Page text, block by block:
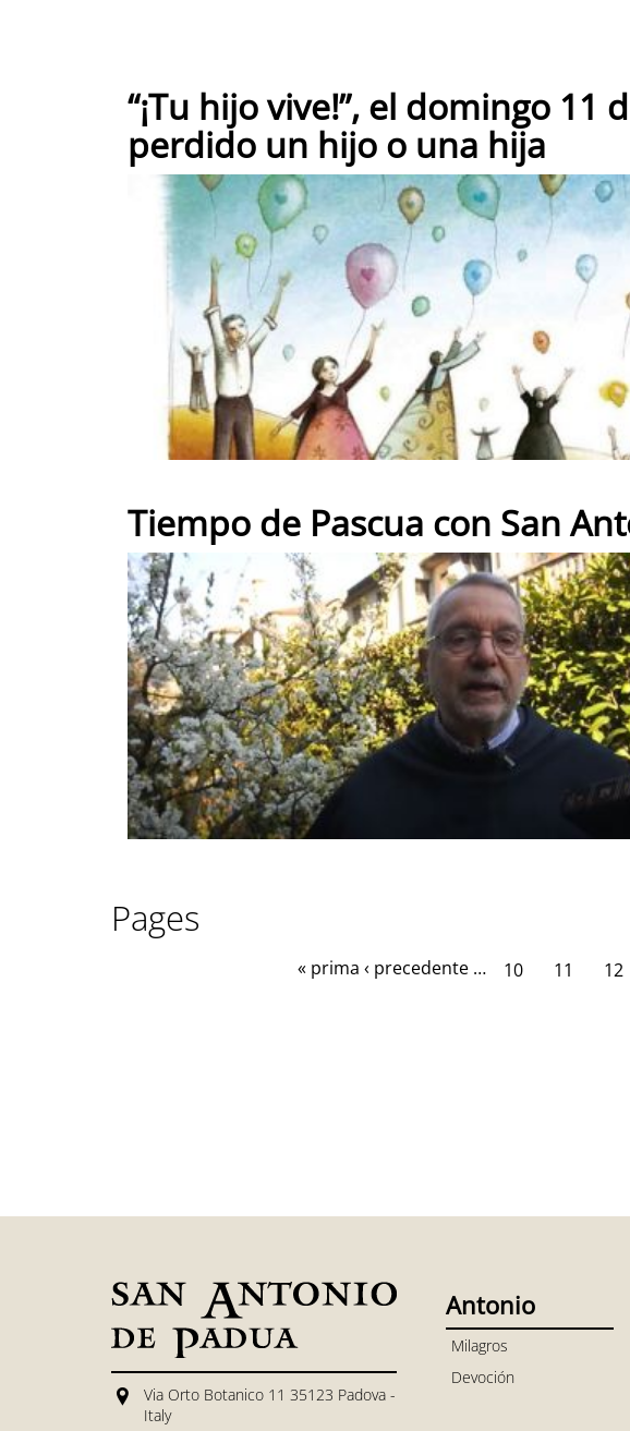
“¡Tu hijo vive!”, el domingo
perdido un hijo o una hija
Tiempo de Pascua con San
Pages
« prima ‹ precedente … 10 11 12
Via Orto Botanico 11 35123 Padova -
Italy
Antonio
Milagros
Devoción